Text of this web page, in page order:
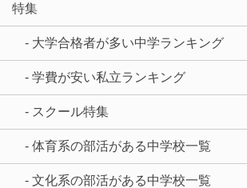
特集
- 大学合格者が多い中学ランキング
- 学費が安い私立ランキング
- スクール特集
- 体育系の部活がある中学校一覧
- 文化系の部活がある中学校一覧